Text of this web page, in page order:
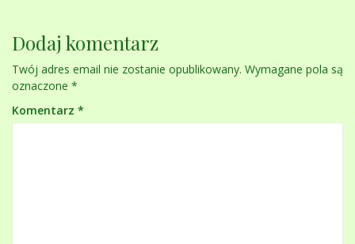
Dodaj komentarz
Twój adres email nie zostanie opublikowany. Wymagane pola są
oznaczone *
Komentarz *